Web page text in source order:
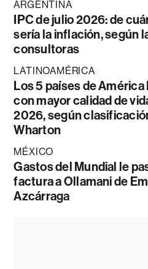
ARGENTINA
IPC de julio 2026: de
sería la inflación, según
consultoras
LATINOAMÉRICA
Los 5 países de América
con mayor calidad de
2026, según
Wharton
MÉXICO
Gastos del Mundial le
factura a Ollamani de
Azcárraga